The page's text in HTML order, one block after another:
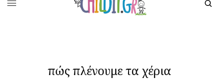
πώς πλένουμε τα χέρια